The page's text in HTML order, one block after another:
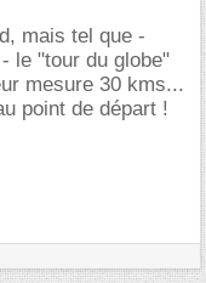
mais tel que -
le "tour du globe"
mesure 30 kms...
point de départ !